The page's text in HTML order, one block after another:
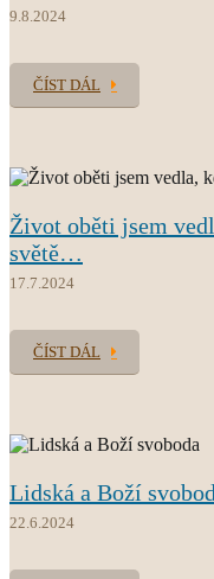
9.8.2024
ČÍST DÁL
Život oběti jsem
světě…
17.7.2024
ČÍST DÁL
Lidská a Boží
22.6.2024